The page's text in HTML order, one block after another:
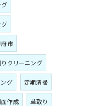
府市
クリーニング
グ 定期清掃
作成 草取り